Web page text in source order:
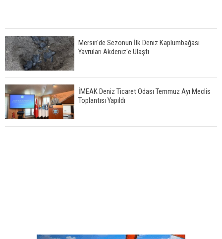
Mersin'de Sezonun İlk Deniz Kaplumbağası
Yavruları Akdeniz'e Ulaştı
İMEAK Deniz Ticaret Odası Temmuz Ayı Meclis
Toplantısı Yapıldı